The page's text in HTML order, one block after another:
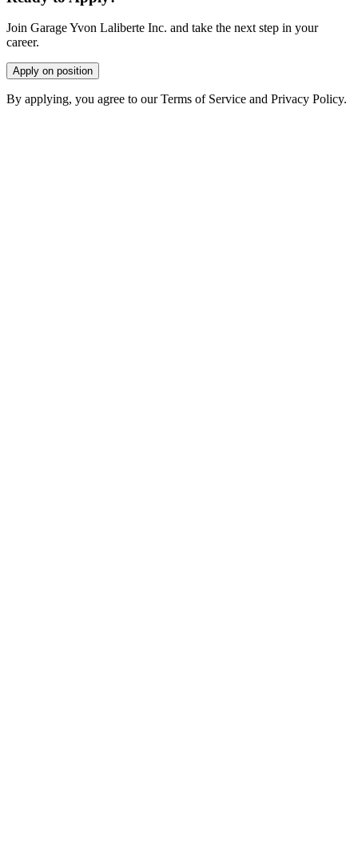
Join Garage Yvon Laliberte Inc. and take the next step in your
career.
Apply on position
By applying, you agree to our Terms of Service and Privacy Policy.